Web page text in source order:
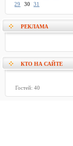
29
30 31
РЕКЛАМА
КТО НА САЙТЕ
Гостей: 40